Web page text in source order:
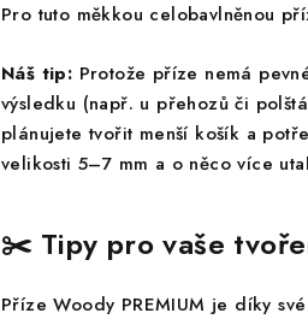
Pro tuto měkkou celobavlněnou
Náš tip: Protože příze nemá
výsledku (např. u přehozů či
plánujete tvořit menší košík a
velikosti 5–7 mm a o něco více
✂️ Tipy pro vaše
Příze Woody PREMIUM je díky